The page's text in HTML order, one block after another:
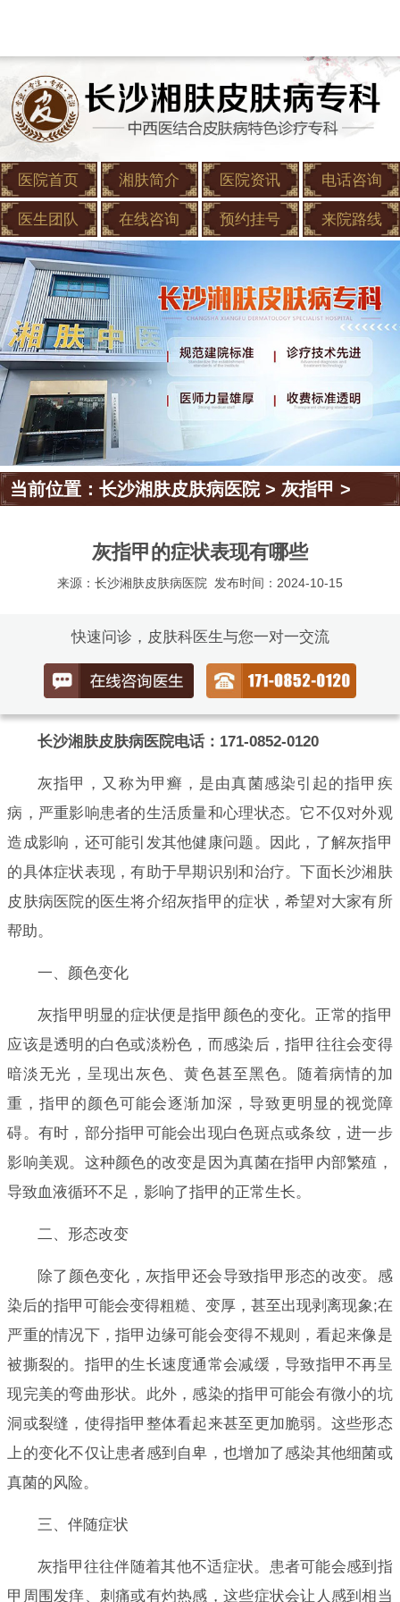
医院首页 湘肤简介 医院资讯 电话咨询
医生团队 在线咨询 预约挂号 来院路线
当前位置：长沙湘肤皮肤病医院> 灰指甲 >
灰指甲的症状表现有哪些
来源：长沙湘肤皮肤病医院 发布时间：2024-10-15
快速问诊，皮肤科医生与您一对一交流
长沙湘肤皮肤病医院电话：171-0852-0120
灰指甲，又称为甲癣，是由真菌感染引起的指甲疾
病，严重影响患者的生活质量和心理状态。它不仅对外观
造成影响，还可能引发其他健康问题。因此，了解灰指甲
的具体症状表现，有助于早期识别和治疗。下面长沙湘肤
皮肤病医院的医生将介绍灰指甲的症状，希望对大家有所
帮助。
一、颜色变化
灰指甲明显的症状便是指甲颜色的变化。正常的指甲
应该是透明的白色或淡粉色，而感染后，指甲往往会变得
暗淡无光，呈现出灰色、黄色甚至黑色。随着病情的加
重，指甲的颜色可能会逐渐加深，导致更明显的视觉障
碍。有时，部分指甲可能会出现白色斑点或条纹，进一步
影响美观。这种颜色的改变是因为真菌在指甲内部繁殖，
导致血液循环不足，影响了指甲的正常生长。
二、形态改变
除了颜色变化，灰指甲还会导致指甲形态的改变。感
染后的指甲可能会变得粗糙、变厚，甚至出现剥离现象;在
严重的情况下，指甲边缘可能会变得不规则，看起来像是
被撕裂的。指甲的生长速度通常会减缓，导致指甲不再呈
现完美的弯曲形状。此外，感染的指甲可能会有微小的坑
洞或裂缝，使得指甲整体看起来甚至更加脆弱。这些形态
上的变化不仅让患者感到自卑，也增加了感染其他细菌或
真菌的风险。
三、伴随症状
灰指甲往往伴随着其他不适症状。患者可能会感到指
甲周围发痒、刺痛或有灼热感，这些症状会让人感到相当